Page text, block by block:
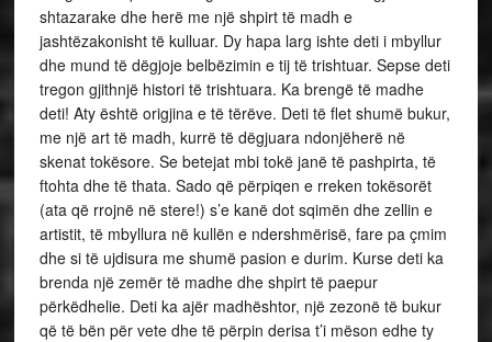
shtazarake dhe herë me një shpirt të madh e
jashtëzakonisht të kulluar. Dy hapa larg ishte deti i mbyllur
dhe mund të dëgjoje belbëzimin e tij të trishtuar. Sepse deti
tregon gjithnjë histori të trishtuara. Ka brengë të madhe
deti! Aty është origjina e të tërëve. Deti të flet shumë bukur,
me një art të madh, kurrë të dëgjuara ndonjëherë në
skenat tokësore. Se betejat mbi tokë janë të pashpirta, të
ftohta dhe të thata. Sado që përpiqen e rreken tokësorët
(ata që rrojnë në stere!) s’e kanë dot sqimën dhe zellin e
artistit, të mbyllura në kullën e ndershmërisë, fare pa çmim
dhe si të ujdisura me shumë pasion e durim. Kurse deti ka
brenda një zemër të madhe dhe shpirt të paepur
përkëdhelie. Deti ka ajër madhështor, një zezonë të bukur
që të bën për vete dhe të përpin derisa t’i mëson edhe ty